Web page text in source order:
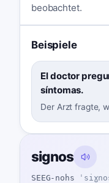
beobachtet.
Beispiele
El doctor
síntomas.
Der Arzt fragte,
signos
SEEG-nohs